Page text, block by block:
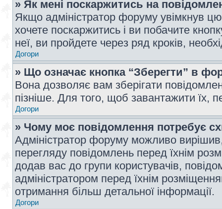
» Як мені поскаржитись на
Якщо адміністратор форуму увімкнув
хочете поскаржитись і ви побачите
неї, ви пройдете через ряд кроків,
Догори
» Що означає кнопка “Зберегти” в
Вона дозволяє вам зберігати
пізніше. Для того, щоб завантажити їх,
Догори
» Чому моє повідомлення потребує
Адміністратор форуму можливо
перегляду повідомлень перед їхнім
додав вас до групи користувачів,
адміністратором перед їхнім
отримання більш детальної інформації.
Догори